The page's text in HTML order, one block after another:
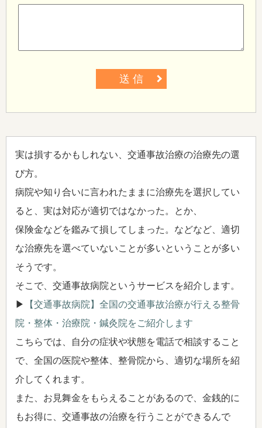
送 信
実は損するかもしれない、交通事故治療の治療先の選
び方。
病院や知り合いに言われたままに治療先を選択してい
ると、実は対応が適切ではなかった。とか、
保険金などを鑑みて損してしまった。などなど、適切
な治療先を選べていないことが多いということが多い
そうです。
そこで、交通事故病院というサービスを紹介します。
▶
【交通事故病院】全国の交通事故治療が行える整骨
院・整体・治療院・鍼灸院をご紹介します
こちらでは、自分の症状や状態を電話で相談すること
で、全国の医院や整体、整骨院から、適切な場所を紹
介してくれます。
また、お見舞金をもらえることがあるので、金銭的に
もお得に、交通事故の治療を行うことができるんで